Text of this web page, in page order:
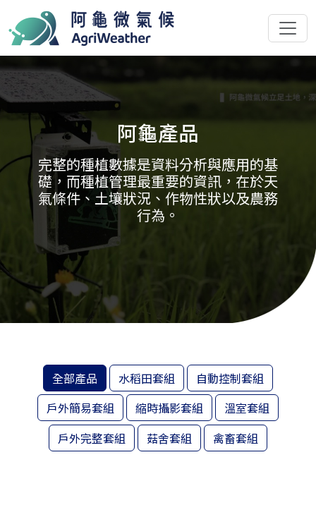
阿龜產品
完整的種植數據是資料分析與應用的基
礎，而種植管理最重要的資訊，在於天
氣條件、土壤狀況、作物性狀以及農務
行為。
全部產品 水稻田套組
自動控制套組
戶外簡易套組
縮時攝影套組
溫室套組
戶外完整套組
菇舍套組 禽畜套組